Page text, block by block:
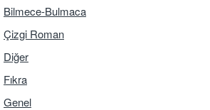
Bilmece-Bulmaca
Çizgi Roman
Diğer
Fıkra
Genel